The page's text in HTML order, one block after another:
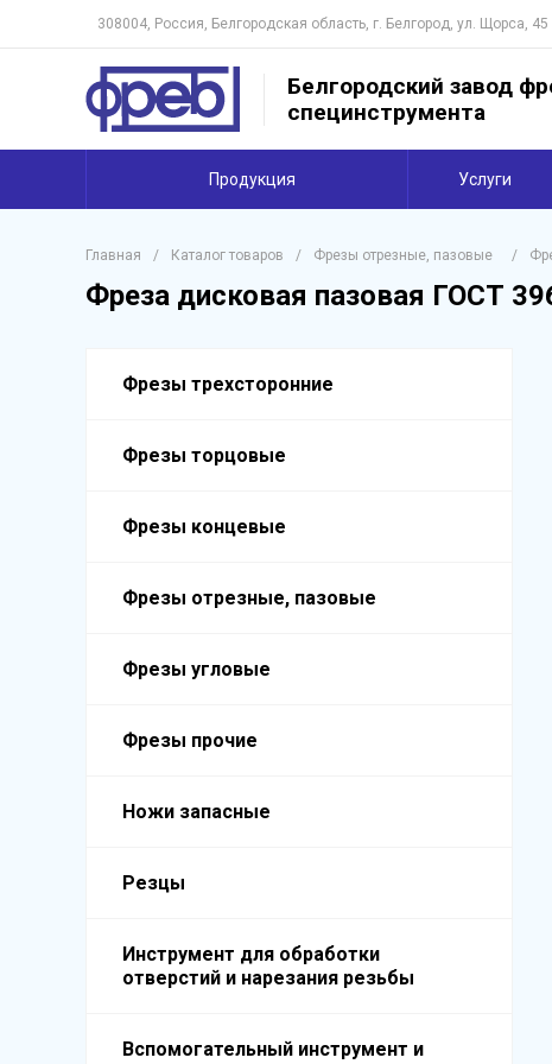
308004, Россия, Белгородская область, г. Белгород, ул. Щорса, 45
Белгородский завод
специнструмента
Продукция Услуги
Главная / Каталог товаров / Фрезы отрезные, пазовые /
Фреза дисковая пазовая ГОСТ
Фрезы трехсторонние
Фрезы торцовые
Фрезы концевые
Фрезы отрезные, пазовые
Фрезы угловые
Фрезы прочие
Ножи запасные
Резцы
Инструмент для обработки
отверстий и нарезания резьбы
Вспомогательный инструмент и